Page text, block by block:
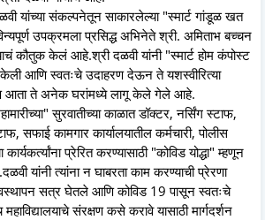
यांच्या संकल्पनेतून साकारलेल्या "स्मार्ट गांडूळ खत
उपक्रमला प्रसिद्ध अभिनेते श्री. अमिताभ बच्चन
कौतुक केलं आहे.श्री दळवी यांनी "स्मार्ट होम कंपोस्ट
आणि स्वतःचे उदाहरण देऊन ते यशस्वीरित्या
आता ते अनेक घरांमध्ये लागू केले गेले आहे.
सुरवातीच्या काळात डॉक्टर, नर्सिंग स्टाफ,
सफाई कामगार कार्यालयातील कर्मचारी, पोलीस
कार्यकर्त्यांना प्रेरित करण्यासाठी "कोविड योद्धा" म्हणून
यांनी त्यांना न घाबरता काम करण्याची प्रेरणा
सत्र घेतले आणि कोविड 19 पासून स्वतःचे
संरक्षण कसे करावे यासाठी मार्गदर्शन